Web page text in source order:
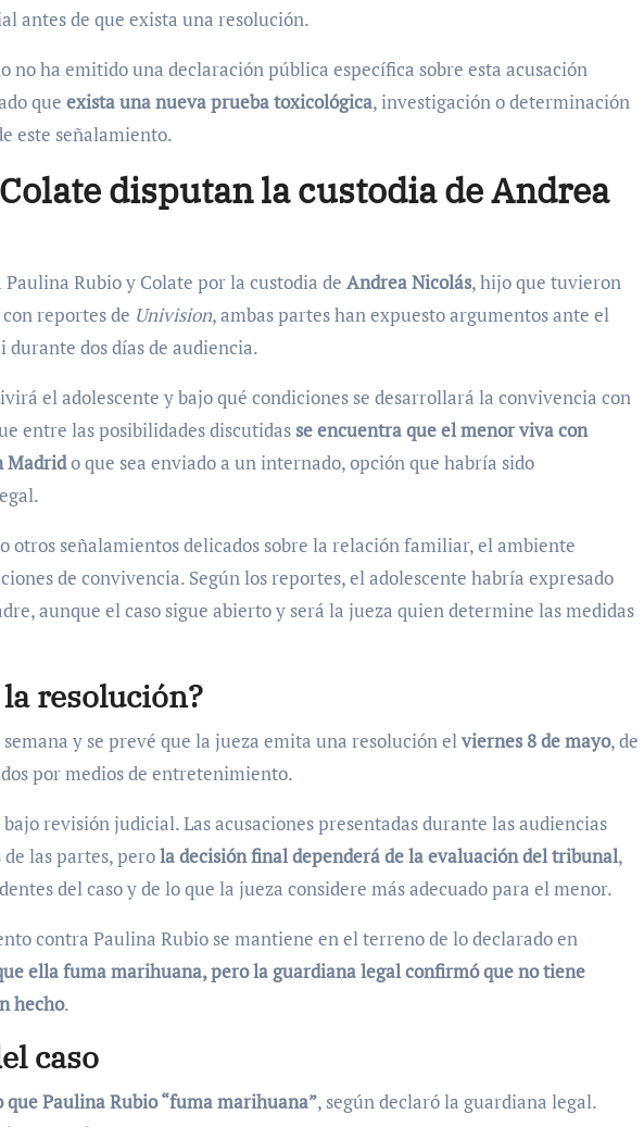
antes de que exista una resolución.
no ha emitido una declaración pública específica sobre esta acusación
que exista una nueva prueba toxicológica, investigación o determinación
este señalamiento.
disputan la custodia de Andrea
Rubio y Colate por la custodia de Andrea Nicolás, hijo que tuvieron
reportes de Univision, ambas partes han expuesto argumentos ante el
dos días de audiencia.
el adolescente y bajo qué condiciones se desarrollará la convivencia con
entre las posibilidades discutidas se encuentra que el menor viva con
Madrido que sea enviado a un internado, opción que habría sido
otros señalamientos delicados sobre la relación familiar, el ambiente
de convivencia. Según los reportes, el adolescente habría expresado
aunque el caso sigue abierto y será la jueza quien determine las medidas
resolución?
y se prevé que la jueza emita una resolución elviernes 8 de mayo, de
por medios de entretenimiento.
revisión judicial. Las acusaciones presentadas durante las audiencias
las partes, perola decisión final dependerá de la evaluación del tribunal,
del caso y de lo que la jueza considere más adecuado para el menor.
contra Paulina Rubio se mantiene en el terreno de lo declarado en
ella fuma marihuana, pero la guardiana legal confirmó que no tiene
hecho.
caso
Paulina Rubio “fuma marihuana”, según declaró la guardiana legal.